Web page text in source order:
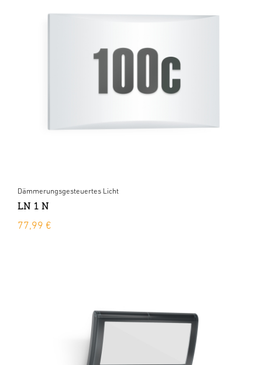
Dämmerungsgesteuertes Licht
LN 1 N
77,99 €